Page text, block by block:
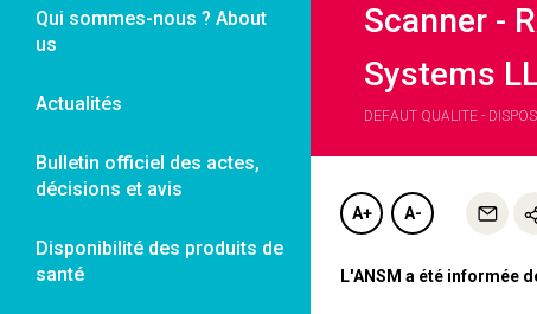
Qui sommes-nous ? About
us
Actualités
Bulletin officiel des actes,
décisions et avis
Disponibilité des produits de
santé
Scanner -
Systems
DEFAUT QUALITE -
A+ A-
L'ANSM a été informée